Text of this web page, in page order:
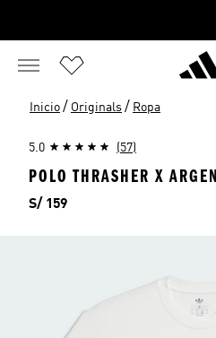
Inicio / Originals / Ropa
5.0 (57)
POLO THRASHER X
Precio
S/ 159